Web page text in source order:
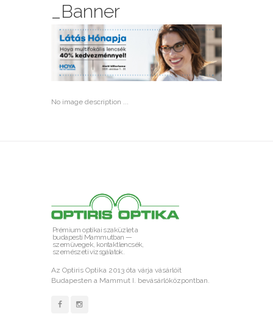
_Banner
No image description ...
Prémium optikai szaküzlet a
budapesti Mammutban —
szemüvegek, kontaktlencsék,
szemészeti vizsgálatok.
Az Optiris Optika 2013 óta várja vásárlóit
Budapesten a Mammut I. bevásárlóközpontban.